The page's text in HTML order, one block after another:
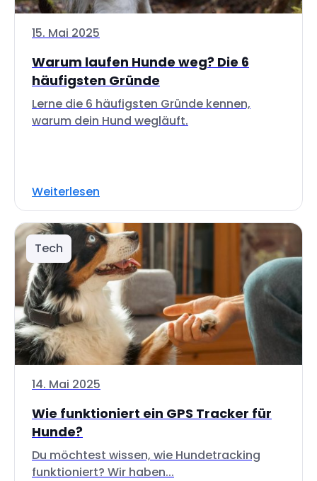
15. Mai 2025
Warum laufen Hunde weg? Die 6
häufigsten Gründe
Lerne die 6 häufigsten Gründe kennen,
warum dein Hund wegläuft.
Weiterlesen
Tech
14. Mai 2025
Wie funktioniert ein GPS Tracker für
Hunde?
Du möchtest wissen, wie Hundetracking
funktioniert? Wir haben...